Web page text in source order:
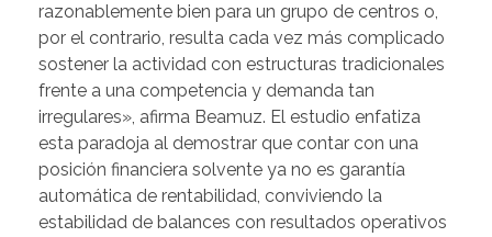
razonablemente bien para un grupo de centros o,
por el contrario, resulta cada vez más complicado
sostener la actividad con estructuras tradicionales
frente a una competencia y demanda tan
irregulares», afirma Beamuz. El estudio enfatiza
esta paradoja al demostrar que contar con una
posición financiera solvente ya no es garantía
automática de rentabilidad, conviviendo la
estabilidad de balances con resultados operativos